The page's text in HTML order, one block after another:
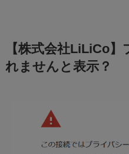
【株式会社LiLiCo
れませんと表示？